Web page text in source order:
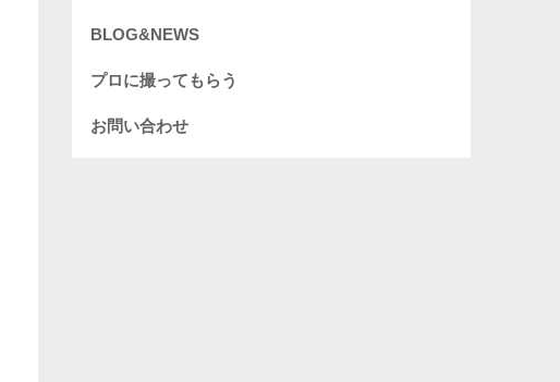
BLOG&NEWS
プロに撮ってもらう
お問い合わせ